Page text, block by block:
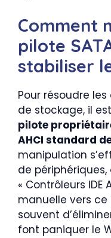
Comment
pilote
stabiliser
Pour résoudre
de stockage, il
pilote
AHCI standard
manipulation
de
« Contrôleurs IDE
manuelle vers
souvent
font paniquer le